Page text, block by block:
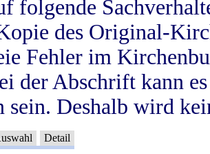
folgende
des Original-
Fehler im
der Abschrift kann
sein. Deshalb wird
Detail